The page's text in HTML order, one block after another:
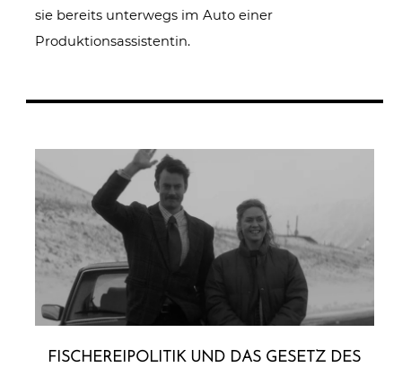
sie bereits unterwegs im Auto einer
Produktionsassistentin.
FISCHE­REI­PO­LI­TIK UND DAS GESETZ DES